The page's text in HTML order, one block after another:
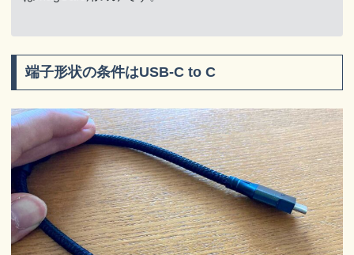
端子形状の条件はUSB-C to C